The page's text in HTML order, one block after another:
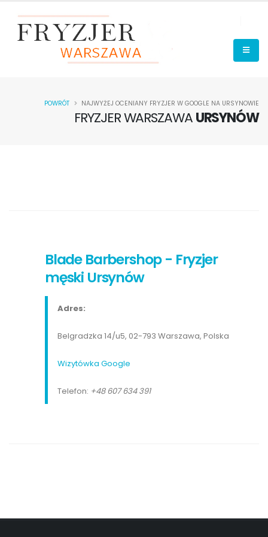
FRYZJER WARSZAWAURSYNÓW
POWRÓT NAJWYŻEJ OCENIANY FRYZJER W GOOGLE NA URSYNOWIE
Blade Barbershop - Fryzjer
męski Ursynów
Adres:
Belgradzka 14/u5, 02-793 Warszawa, Polska
Wizytówka Google
Telefon: +48 607 634 391